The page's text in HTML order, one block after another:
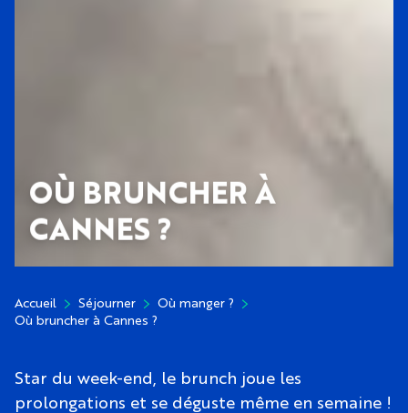
OÙ BRUNCHER À
CANNES ?
Accueil Séjourner
Où manger ?
Où bruncher à Cannes ?
Star du week-end, le brunch joue les
prolongations et se déguste même en semaine !